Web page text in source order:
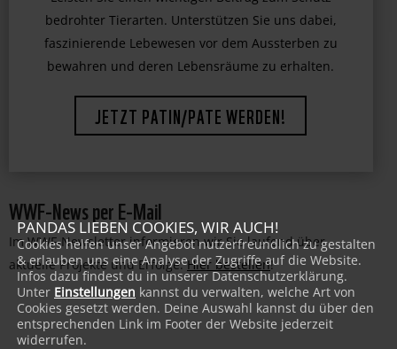
Leisten Sie einen wichtigen Beitrag zum Schutz
bedrohter Tierarten. Unterstützen Sie uns dabei,
faszinierende Lebewesen vor dem Aussterben zu
bewahren und deren Lebensräume zu erhalten.
JETZT PATIN/PATE WERDEN!
WWF-News per E-Mail
Im WWF-Newsletter informieren wir Sie laufend über
aktuelle Projekte und Erfolge:Hier bestellen!
PANDAS LIEBEN COOKIES, WIR AUCH!
Cookies helfen unser Angebot nutzerfreundlich zu gestalten
& erlauben uns eine Analyse der Zugriffe auf die Website.
Infos dazu findest du in unserer Datenschutzerklärung.
Unter Einstellungen kannst du verwalten, welche Art von
Cookies gesetzt werden. Deine Auswahl kannst du über den
entsprechenden Link im Footer der Website jederzeit
widerrufen.